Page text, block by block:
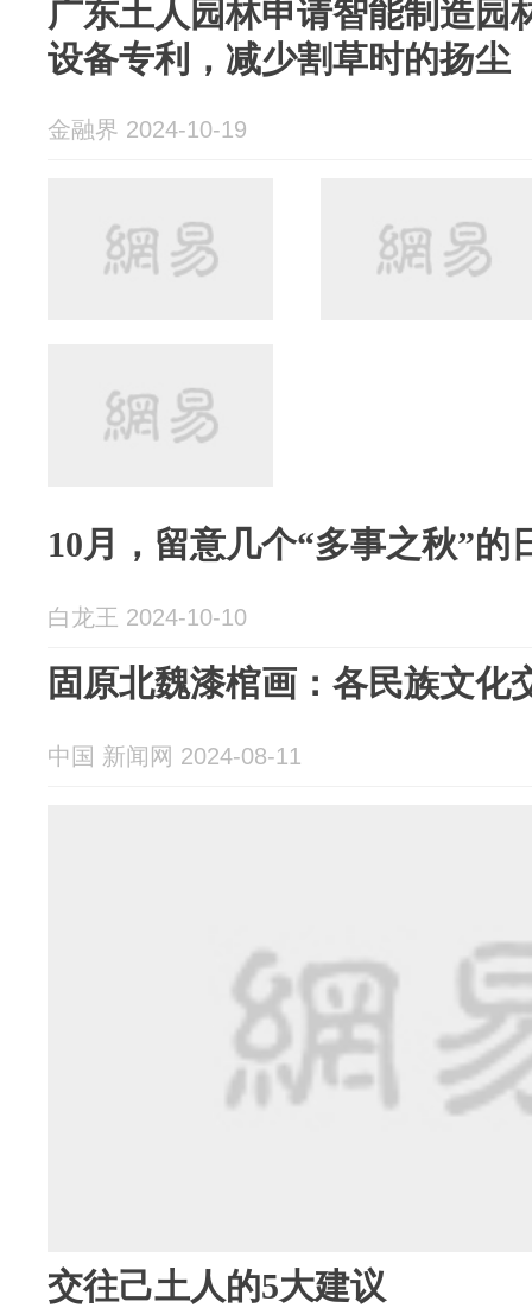
广东土人园林申请智能制造园
设备专利，减少割草时的扬尘
金融界 2024-10-19
10月，留意几个“多事之秋”的
白龙王 2024-10-10
固原北魏漆棺画：各民族文化
中国 新闻网 2024-08-11
交往己土人的5大建议